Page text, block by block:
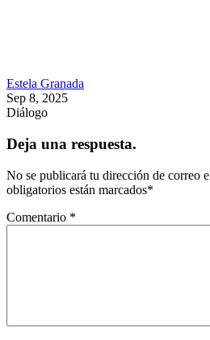
Estela Granada
Sep 8, 2025
Diálogo
Deja una respuesta.
No se publicará tu dirección de correo
obligatorios están marcados*
Comentario *